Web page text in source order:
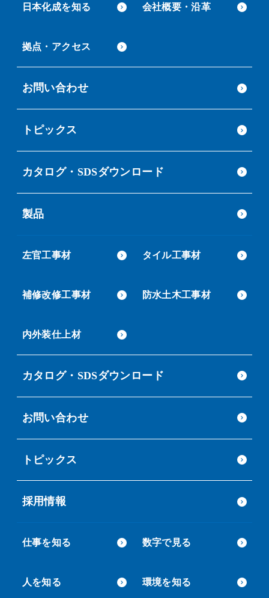
日本化成を知る 会社概要・沿革
拠点・アクセス
お問い合わせ
トピックス
カタログ・SDSダウンロード
製品
左官工事材 タイル工事材
補修改修工事材 防水土木工事材
内外装仕上材
カタログ・SDSダウンロード
お問い合わせ
トピックス
採用情報
仕事を知る 数字で見る
人を知る 環境を知る